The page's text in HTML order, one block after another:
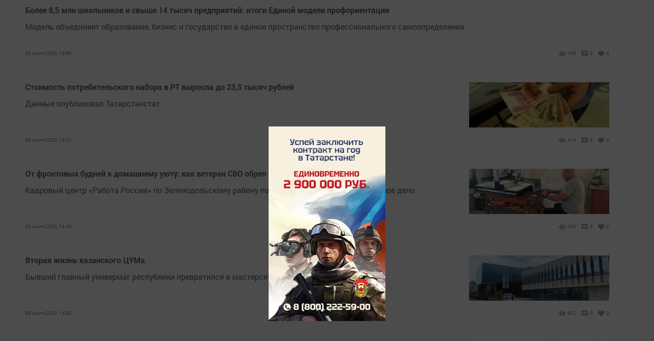
Более 8,5 млн школьников и свыше 14 тысяч предприятий: итоги Единой модели профориентации
Модель объединяет образование, бизнес и государство в единое пространство профессионального самоопределения.
08 июля 2026, 15:56 190 0 0
Стоимость потребительского набора в РТ выросла до 23,5 тысяч рублей
Данные опубликовал Татарстанстат
08 июля 2026, 15:20 414 0 0
От фронтовых будней к домашнему уюту: как ветеран СВО обрел новое призвание
Кадровый центр «Работа России» по Зеленодольскому району помог ветерану открыть соственное дело
08 июля 2026, 14:40 459 0 0
Вторая жизнь казанского ЦУМа
Бывший главный универмаг республики превратился в мастерскую и бесплатную выставку
08 июля 2026, 14:00 602 0 0